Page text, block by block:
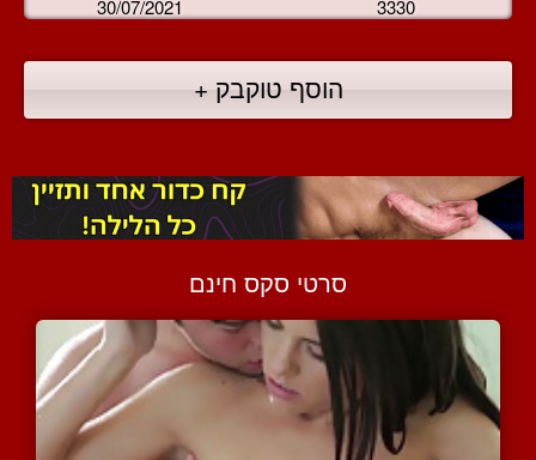
30/07/2021 3330
הוסף טוקבק +
סרטי סקס חינם